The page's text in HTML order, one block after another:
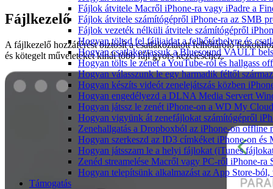
Fájlok átvitele Macről iPhone-ra vagy iPadre a
Fájlok átvitele számítógépről iPhone-ra az SMB
Fájlok vezeték nélküli átvitele számítógépről
Hogyan töltsd fel fájljaidat a felhőtárhelyre és
Hogyan csatlakoztassuk a Bluesound VAULT
Hogyan tölts le zenét a YouTube-ról és hallgass
Hogyan válasszunk le egy harmadik féltől
Hogyan készíts videót zenelejátszás közben
Hogyan engedélyezd a DLNA Media Servert
Hogyan játssz le zenét iPhone-on a WD My
Hogyan vigyünk át zenefájlokat számítógépről
Zenehallgatás a Dropboxból az iPhone-on offline
Hogyan szerkeszd az ID3 címkéket iPhone-on és
Hogyan játsszam le a helyi fájlokat (iTunes
Zenéd streamelése Macről vagy PC-ről iPhone-ra
Hogyan telepítsünk alkalmazást az App Store-
Támogatás
Fájlkezelő
A fájlkezelő hozzáférést biztosít a csatlakoztatott felhőtároló
és kötegelt műveleteket kínál több fájl gyors kezeléséhez.